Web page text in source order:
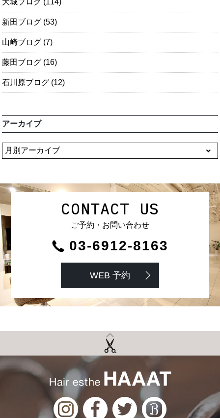
大城ブログ (114)
新田ブログ (53)
山崎ブログ (7)
藤田ブログ (16)
石川原ブログ (12)
アーカイブ
CONTACT US
ご予約・お問い合わせ
03-6912-8163
WEB 予約